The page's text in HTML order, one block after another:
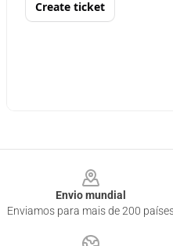
Envio mundial
Enviamos para mais de 200